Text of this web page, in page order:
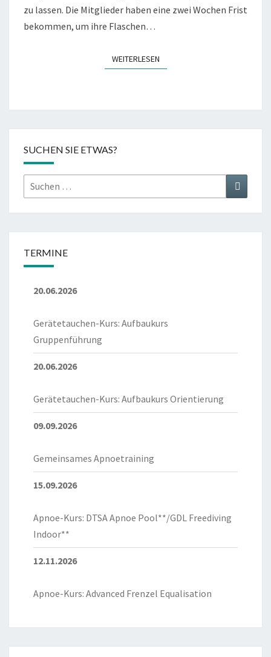
zu lassen. Die Mitglieder haben eine zwei Wochen Frist
bekommen, um ihre Flaschen…
WEITERLESENWEITERLESEN
SUCHEN SIE ETWAS?
Suchen
nach:
Suchen
TERMINE
20.06.2026
Gerätetauchen-Kurs: Aufbaukurs
Gruppenführung
20.06.2026
Gerätetauchen-Kurs: Aufbaukurs Orientierung
09.09.2026
Gemeinsames Apnoetraining
15.09.2026
Apnoe-Kurs: DTSA Apnoe Pool**/GDL Freediving
Indoor**
12.11.2026
Apnoe-Kurs: Advanced Frenzel Equalisation